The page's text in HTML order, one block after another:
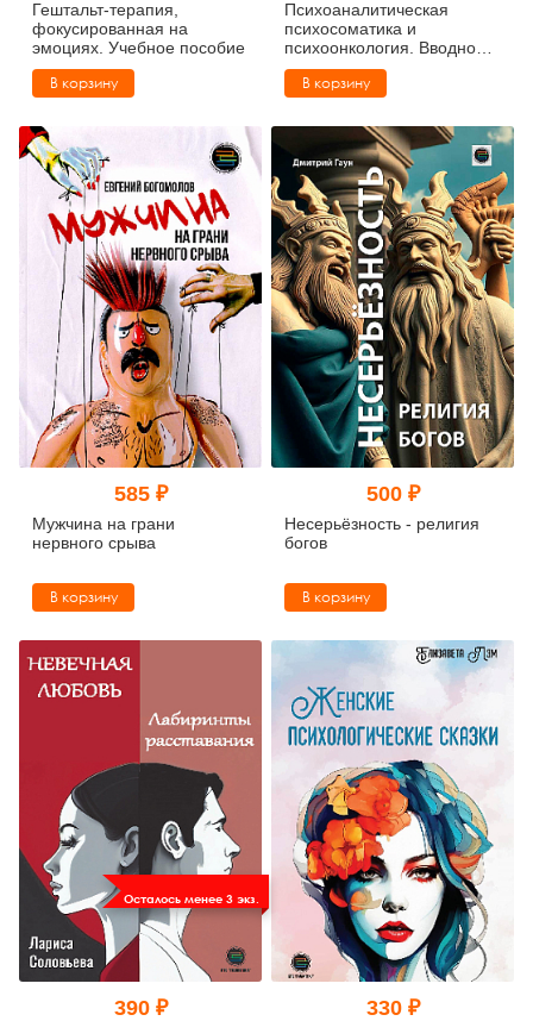
Гештальт-терапия,
фокусированная на
эмоциях. Учебное пособие
В корзину
Психоаналитическая
психосоматика и
психоонкология. Вводное
руководство для
психоаналитиков,
ориентированных
психологов и
психотерапевтов
В корзину
585 ₽
Мужчина на грани
нервного срыва
В корзину
500 ₽
Несерьёзность - религия
богов
В корзину
Осталось менее 3 экз.
390 ₽ 330 ₽